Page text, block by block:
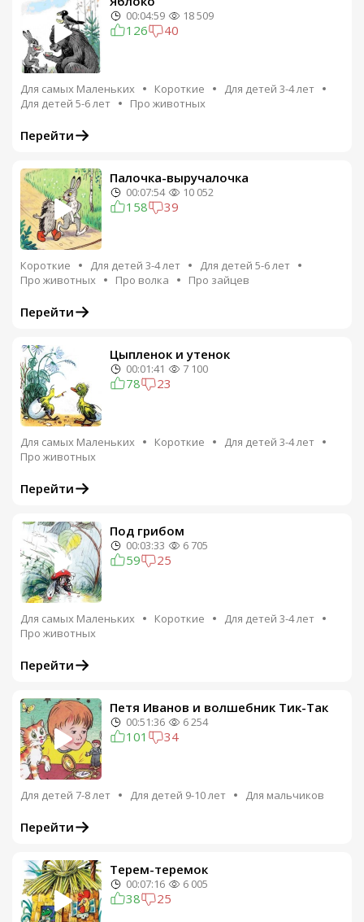
00:04:59 18 509
126 40
Для самых Маленьких Короткие
Для детей 3-4 лет
Для детей 5-6 лет
Про животных
Перейти
Палочка-выручалочка
00:07:54 10 052
158 39
Короткие Для детей 3-4 лет
Для детей 5-6 лет
Про животных
Про волка Про зайцев
Перейти
Цыпленок и утенок
00:01:41 7 100
78 23
Для самых Маленьких Короткие
Для детей 3-4 лет
Про животных
Перейти
Под грибом
00:03:33 6 705
59 25
Для самых Маленьких Короткие
Для детей 3-4 лет
Про животных
Перейти
Петя Иванов и волшебник Тик-Так
00:51:36 6 254
101 34
Для детей 7-8 лет Для детей 9-10 лет Для мальчиков
Перейти
Терем-теремок
00:07:16 6 005
38 25